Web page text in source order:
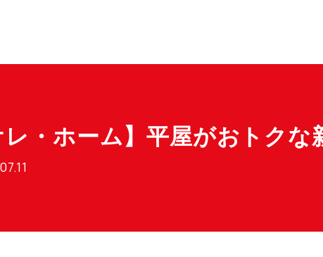
レ・ホーム】平屋がおトク